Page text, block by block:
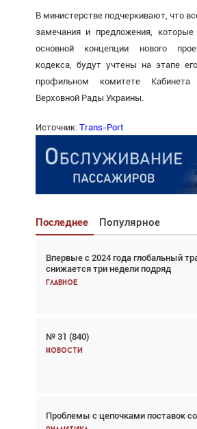
В министерстве подчеркивают, что
замечания и предложения, которые
основной концепции нового
кодекса, будут учтены на этапе
профильном комитете
Верховной Рады Украины.
Источник: Trans-Port
Последнее Популярное
Впервые с 2024 года глобальный
снижается три недели подряд
Главное
№ 31 (840)
Новости
Проблемы с цепочками поставок
Взгляд с высоты: тандем
спасательных операциях
Главное
Авиационный фотограф Дэйв Кох:
говорит сама за себя... а ИИ всё
Впервые с 2024 года глобальный
снижается три недели подряд